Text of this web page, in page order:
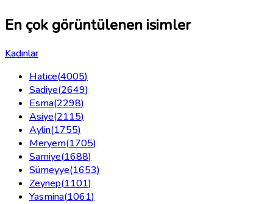
En çok görüntülenen isimler
Kadınlar
Hatice(4005)
Sadiye(2649)
Esma(2298)
Asiye(2115)
Aylin(1755)
Meryem(1705)
Samiye(1688)
Sümeyye(1653)
Zeynep(1101)
Yasmina(1061)